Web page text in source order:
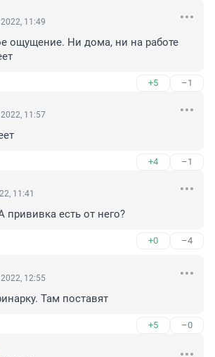
11:49
ощущение. Ни дома, ни на работе
+5 –1
11:57
+4 –1
11:41
прививка есть от него?
+0 –4
12:55
Там поставят
+5 –0